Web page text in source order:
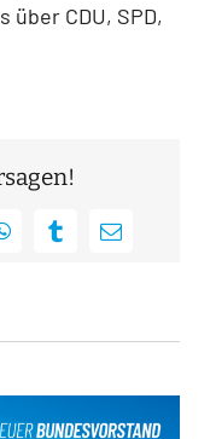
CDU, SPD,
WhatsAppTumblrE-